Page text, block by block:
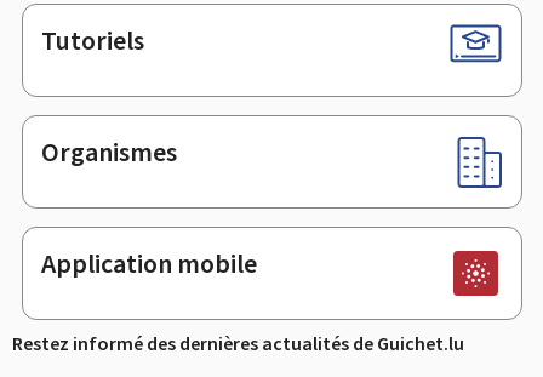
Tutoriels
Organismes
Application mobile
Restez informé des dernières actualités de Guichet.lu